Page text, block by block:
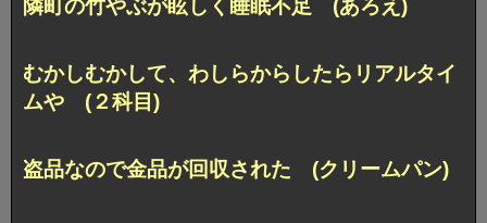
隣町の竹やぶが眩しく睡眠不足 (あろえ)
むかしむかして、わしらからしたらリアルタイ
ムや (２科目)
盗品なので金品が回収された (クリームパン)